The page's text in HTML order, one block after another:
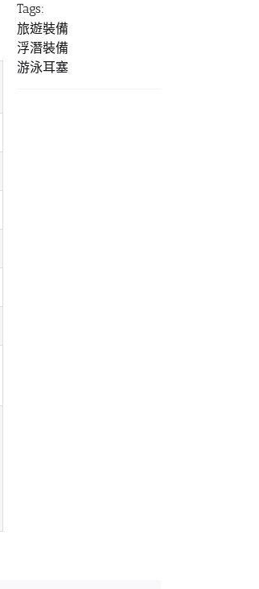
Tags:
旅遊裝備
浮潛裝備
游泳耳塞